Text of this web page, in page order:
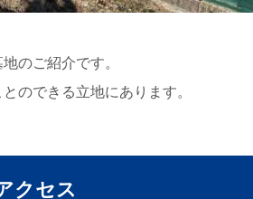
のご紹介です。
のできる立地にあります。
クセス